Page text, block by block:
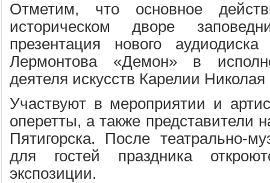
Отметим, что основное
историческом дворе
презентация нового
Лермонтова «Демон» в
деятеля искусств Карелии
Участвуют в мероприятии и
оперетты, а также представители
Пятигорска. После театрально-
для гостей праздника
экспозиции.